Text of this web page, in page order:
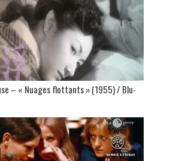
– « Nuages flottants » (1955) / Blu-